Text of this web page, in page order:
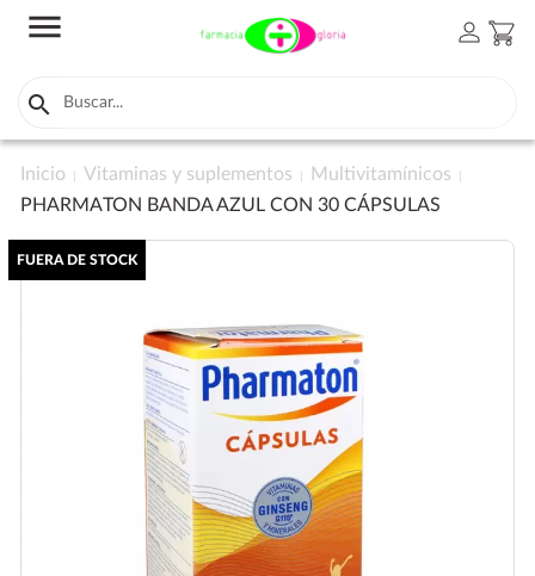
menu person shopping_cart

Inicio Vitaminas y suplementos
Multivitamínicos
PHARMATON BANDA AZUL CON 30 CÁPSULAS
FUERA DE STOCK